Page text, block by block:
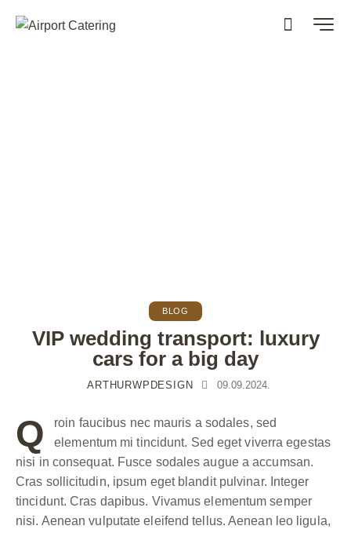
BLOG
VIP wedding transport: luxury
cars for a big day
ARTHURWPDESIGN 09.09.2024.
Q
roin faucibus nec mauris a sodales, sed
elementum mi tincidunt. Sed eget viverra egestas
nisi in consequat. Fusce sodales augue a accumsan.
Cras sollicitudin, ipsum eget blandit pulvinar. Integer
tincidunt. Cras dapibus. Vivamus elementum semper
nisi. Aenean vulputate eleifend tellus. Aenean leo ligula,